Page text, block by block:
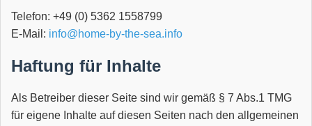
Telefon: +49 (0) 5362 1558799
E-Mail: info@home-by-the-sea.info
Haftung für Inhalte
Als Betreiber dieser Seite sind wir gemäß § 7 Abs.1 TMG
für eigene Inhalte auf diesen Seiten nach den allgemeinen